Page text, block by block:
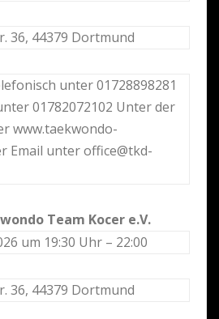
36, 44379 Dortmund
unter 01728898281
01782072102 Unter der
www.taekwondo-
Email unter office@tkd-
Team Kocer e.V.
um 19:30 Uhr – 22:00
36, 44379 Dortmund